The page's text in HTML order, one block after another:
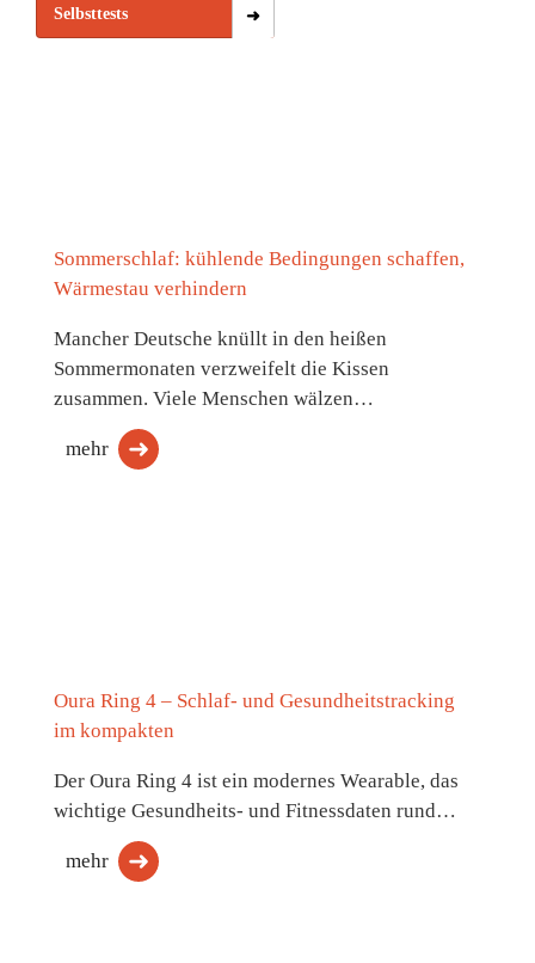
Selbsttests
Sommerschlaf: kühlende Bedingungen schaffen,
Wärmestau verhindern
Mancher Deutsche knüllt in den heißen
Sommermonaten verzweifelt die Kissen
zusammen. Viele Menschen wälzen…
mehr
Oura Ring 4 – Schlaf- und Gesundheitstracking
im kompakten
Der Oura Ring 4 ist ein modernes Wearable, das
wichtige Gesundheits- und Fitnessdaten rund…
mehr